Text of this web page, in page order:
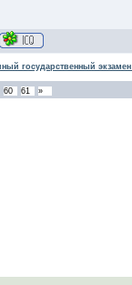
государственный экзамен
60 61 »